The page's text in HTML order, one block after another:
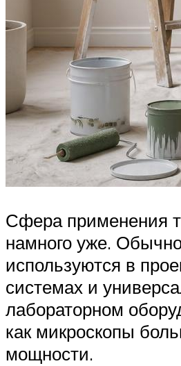
Сфера применения
намного уже.
используются в
системах и
лабораторном
как микроскопы
мощности.